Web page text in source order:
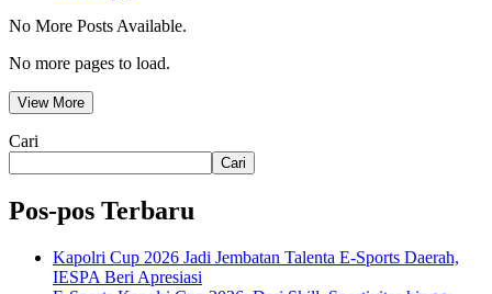
No More Posts Available.
No more pages to load.
View More
Cari
Cari
Pos-pos Terbaru
Kapolri Cup 2026 Jadi Jembatan Talenta E-Sports Daerah,
IESPA Beri Apresiasi